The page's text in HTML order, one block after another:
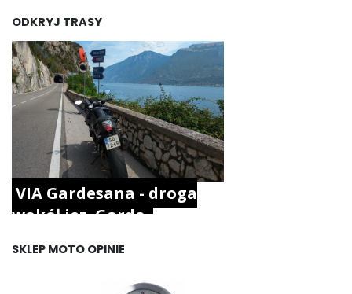
ODKRYJ TRASY
VIA Gardesana - droga
wokół jez. Garda.
SKLEP MOTO OPINIE